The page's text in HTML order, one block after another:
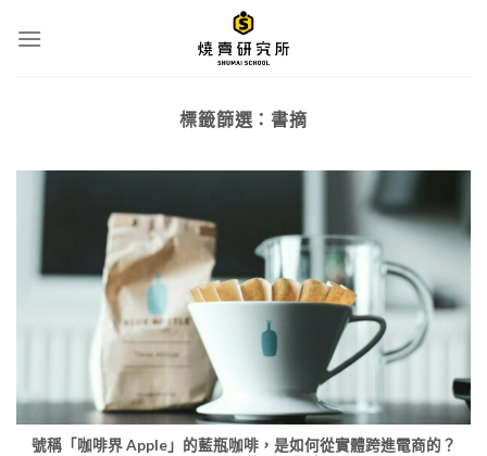
標籤篩選： 書摘
號稱「咖啡界 Apple」的藍瓶咖啡，是如何從實體跨進電商的？